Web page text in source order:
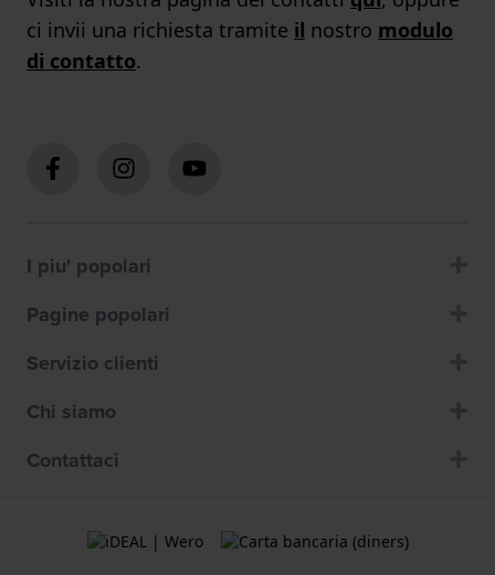
ci invii una richiesta tramite il nostro modulo
di contatto.
I piu' popolari
Pagine popolari
Servizio clienti
Chi siamo
Contattaci